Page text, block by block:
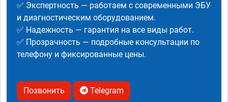
✅ Экспертность — работаем с современными ЭБУ
и диагностическим оборудованием.
✅ Надежность — гарантия на все виды работ.
✅ Прозрачность — подробные консультации по
телефону и фиксированные цены.
Позвонить Telegram